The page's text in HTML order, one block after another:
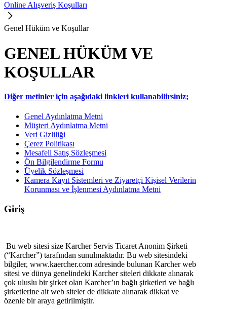
Online Alışveriş Koşulları
Genel Hüküm ve Koşullar
GENEL HÜKÜM VE
KOŞULLAR
Diğer metinler için aşağıdaki linkleri kullanabilirsiniz;
Genel Aydınlatma Metni
Müşteri Aydınlatma Metni
Veri Gizliliği
Çerez Politikası
Mesafeli Satış Sözleşmesi
Ön Bilgilendirme Formu
Üyelik Sözleşmesi
Kamera Kayıt Sistemleri ve Ziyaretçi Kişisel Verilerin
Korunması ve İşlenmesi Aydınlatma Metni
Giriş
Bu web sitesi size Karcher Servis Ticaret Anonim Şirketi
(“Karcher”) tarafından sunulmaktadır. Bu web sitesindeki
bilgiler, www.kaercher.com adresinde bulunan Karcher web
sitesi ve dünya genelindeki Karcher siteleri dikkate alınarak
çok uluslu bir şirket olan Karcher’ın bağlı şirketleri ve bağlı
şirketlerine ait web siteler de dikkate alınarak dikkat ve
özenle bir araya getirilmiştir.